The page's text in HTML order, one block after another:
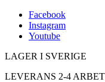
Facebook
Instagram
Youtube
LAGER I SVERIGE
LEVERANS 2-4